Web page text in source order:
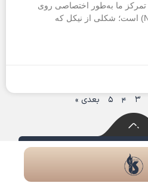
تمرکز ما به‌طور اختصاصی روی
۳ ۴ ۵ بعدی »